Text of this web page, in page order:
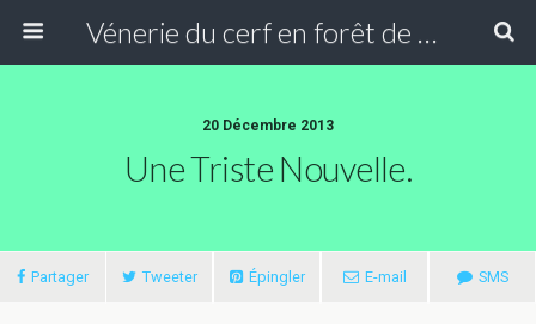
Vénerie du cerf en forêt de Compiègne
20 Décembre 2013
Une Triste Nouvelle.
Partager Tweeter Épingler E-mail SMS